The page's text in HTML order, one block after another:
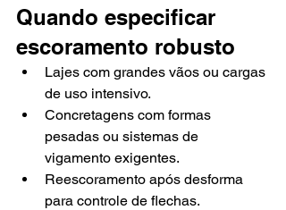
Quando especificar
escoramento robusto
Lajes com grandes vãos ou cargas
de uso intensivo.
Concretagens com formas
pesadas ou sistemas de
vigamento exigentes.
Reescoramento após desforma
para controle de flechas.